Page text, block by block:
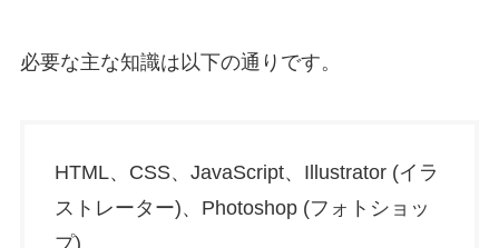
必要な主な知識は以下の通りです。
HTML、CSS、JavaScript、Illustrator (イラ
ストレーター)、Photoshop (フォトショッ
プ)